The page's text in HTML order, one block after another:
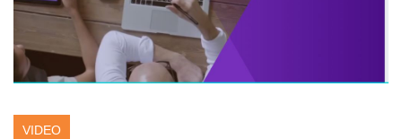
VIDEO